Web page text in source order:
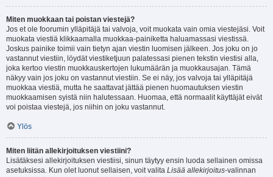
Miten muokkaan tai poistan viestejä?
Jos et ole foorumin ylläpitäjä tai valvoja, voit muokata vain omia viestejäsi. Voit
muokata viestiä klikkaamalla muokkaa-painiketta haluamassasi viestissä.
Joskus painike toimii vain tietyn ajan viestin luomisen jälkeen. Jos joku on jo
vastannut viestiin, löydät viestiketjuun palatessasi pienen tekstin viestisi alla,
joka kertoo viestin muokkauskertojen lukumäärän ja muokkausajan. Tämä
näkyy vain jos joku on vastannut viestiin. Se ei näy, jos valvoja tai ylläpitäjä
muokkaa viestiä, mutta he saattavat jättää pienen huomautuksen viestin
muokkaamisen syistä niin halutessaan. Huomaa, että normaalit käyttäjät eivät
voi poistaa viestejä, jos niihin on joku vastannut.
Ylös
Miten liitän allekirjoituksen viestiini?
Lisätäksesi allekirjoituksen viestiisi, sinun täytyy ensin luoda sellainen omissa
asetuksissa. Kun olet luonut sellaisen, voit valita Lisää allekirjoitus-valinnan